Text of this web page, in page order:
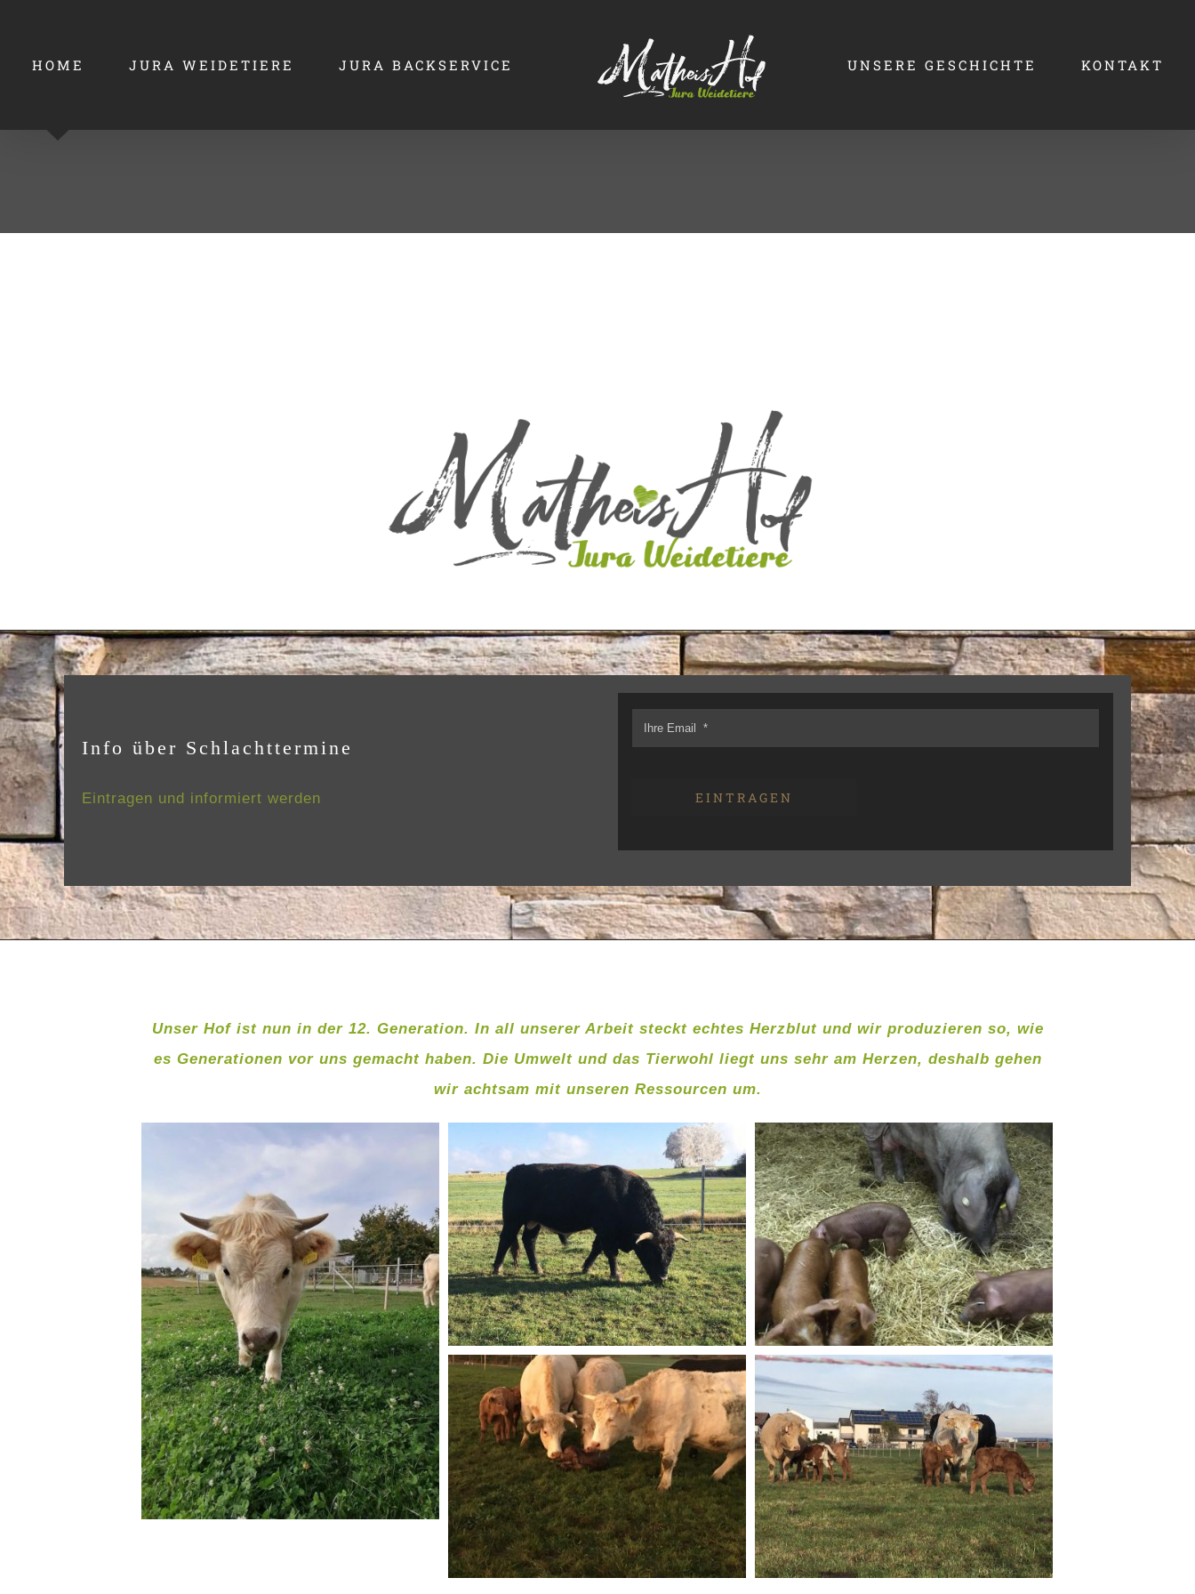
springen
HOME JURA WEIDETIERE JURA BACKSERVICE UNSERE GESCHICHTE KONTAKT
Info über Schlachttermine
Eintragen und informiert werden EINTRAGEN
Unser Hof ist nun in der 12. Generation. In all unserer Arbeit steckt echtes Herzblut und wir produzieren so, wie
es Generationen vor uns gemacht haben. Die Umwelt und das Tierwohl liegt uns sehr am Herzen, deshalb gehen
wir achtsam mit unseren Ressourcen um.